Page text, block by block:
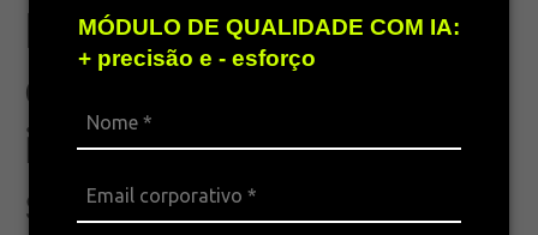
MÓDULO DE QUALIDADE COM IA:
+ precisão e - esforço
Previna fraudes ao
eliminar acesso a
informações
sigilosas